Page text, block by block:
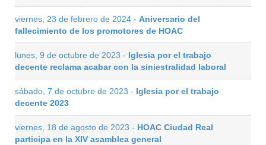
viernes, 23 de febrero de 2024 - Aniversario del
fallecimiento de los promotores de HOAC
lunes, 9 de octubre de 2023 - Iglesia por el trabajo
decente reclama acabar con la siniestralidad laboral
sábado, 7 de octubre de 2023 - Iglesia por el trabajo
decente 2023
viernes, 18 de agosto de 2023 - HOAC Ciudad Real
participa en la XIV asamblea general